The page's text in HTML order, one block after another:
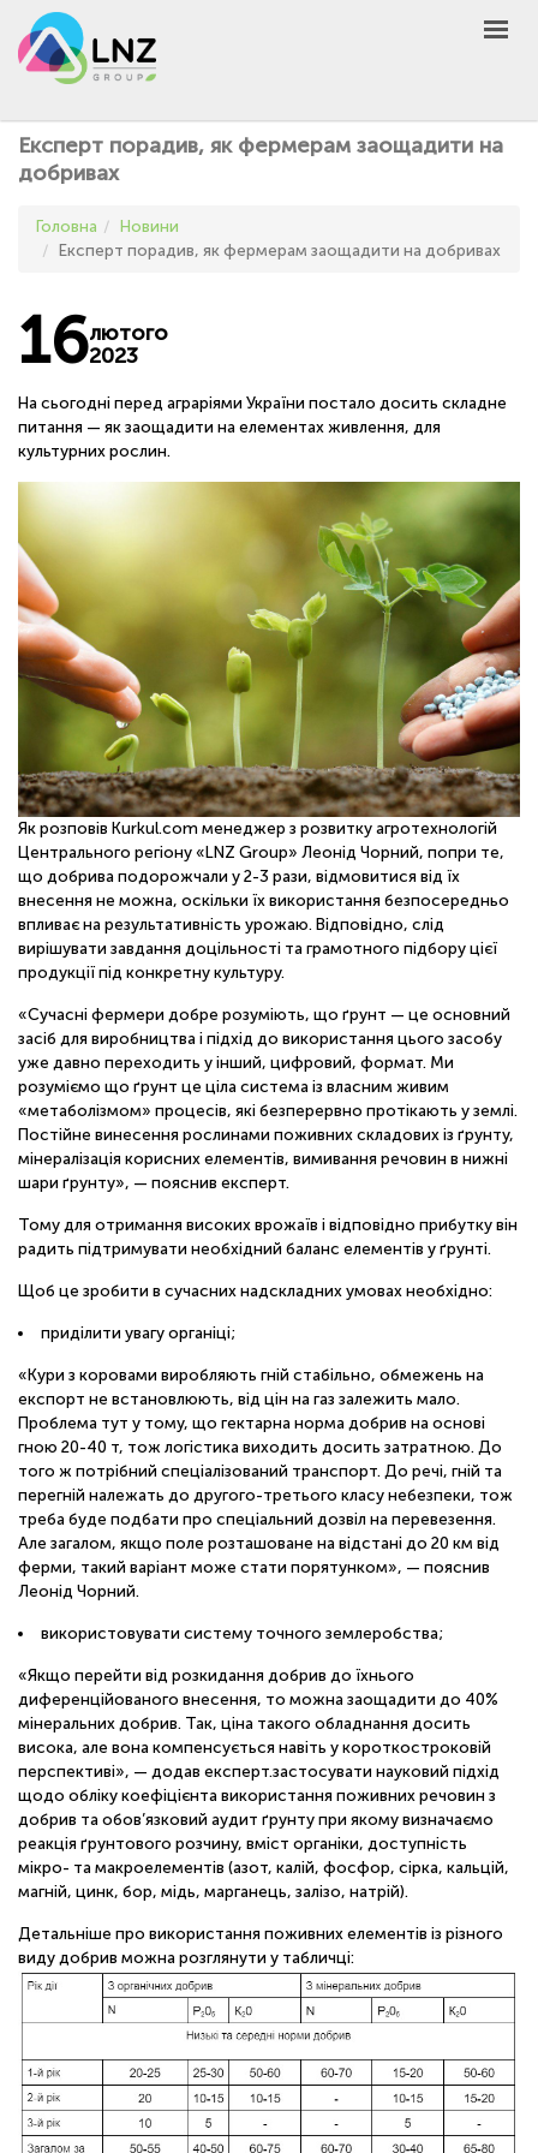
GROUP
AGRO
MARKET
UNIVERSEED
НОВИНИ
КОНТАКТИ
ІНШЕ
UA
ОНЛАЙН
Експерт порадив, як фермерам заощадити на
добривах
Головна
Новини
Експерт порадив, як фермерам заощадити на добривах
16лютого
2023
На сьогодні перед аграріями України постало досить складне
питання — як заощадити на елементах живлення, для
культурних рослин.
Як розповів Kurkul.com менеджер з розвитку агротехнологій
Центрального регіону «LNZ Group» Леонід Чорний, попри те,
що добрива подорожчали у 2-3 рази, відмовитися від їх
внесення не можна, оскільки їх використання безпосередньо
впливає на результативність урожаю. Відповідно, слід
вирішувати завдання доцільності та грамотного підбору цієї
продукції під конкретну культуру.
«Сучасні фермери добре розуміють, що ґрунт — це основний
засіб для виробництва і підхід до використання цього засобу
уже давно переходить у інший, цифровий, формат. Ми
розуміємо що ґрунт це ціла система із власним живим
«метаболізмом» процесів, які безперервно протікають у землі.
Постійне винесення рослинами поживних складових із ґрунту,
мінералізація корисних елементів, вимивання речовин в нижні
шари ґрунту», — пояснив експерт.
Тому для отримання високих врожаїв і відповідно прибутку він
радить підтримувати необхідний баланс елементів у ґрунті.
Щоб це зробити в сучасних надскладних умовах необхідно:
приділити увагу органіці;
«Кури з коровами виробляють гній стабільно, обмежень на
експорт не встановлюють, від цін на газ залежить мало.
Проблема тут у тому, що гектарна норма добрив на основі
гною 20-40 т, тож логістика виходить досить затратною. До
того ж потрібний спеціалізований транспорт. До речі, гній та
перегній належать до другого-третього класу небезпеки, тож
треба буде подбати про спеціальний дозвіл на перевезення.
Але загалом, якщо поле розташоване на відстані до 20 км від
ферми, такий варіант може стати порятунком», — пояснив
Леонід Чорний.
використовувати систему точного землеробства;
«Якщо перейти від розкидання добрив до їхнього
диференційованого внесення, то можна заощадити до 40%
мінеральних добрив. Так, ціна такого обладнання досить
висока, але вона компенсується навіть у короткостроковій
перспективі», — додав експерт.застосувати науковий підхід
щодо обліку коефіцієнта використання поживних речовин з
добрив та обов’язковий аудит ґрунту при якому визначаємо
реакція ґрунтового розчину, вміст органіки, доступність
мікро- та макроелементів (азот, калій, фосфор, сірка, кальцій,
магній, цинк, бор, мідь, марганець, залізо, натрій).
Детальніше про використання поживних елементів із різного
виду добрив можна розглянути у табличці: